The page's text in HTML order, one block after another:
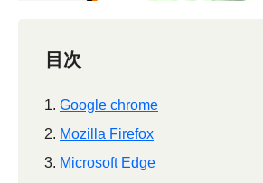
目次
Google chrome
Mozilla Firefox
Microsoft Edge